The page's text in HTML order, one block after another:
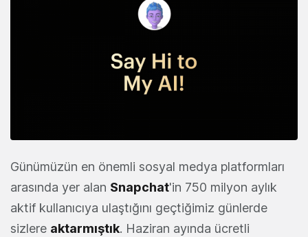
Günümüzün en önemli sosyal medya platformları
arasında yer alan Snapchat'in 750 milyon aylık
aktif kullanıcıya ulaştığını geçtiğimiz günlerde
sizlere aktarmıştık. Haziran ayında ücretli